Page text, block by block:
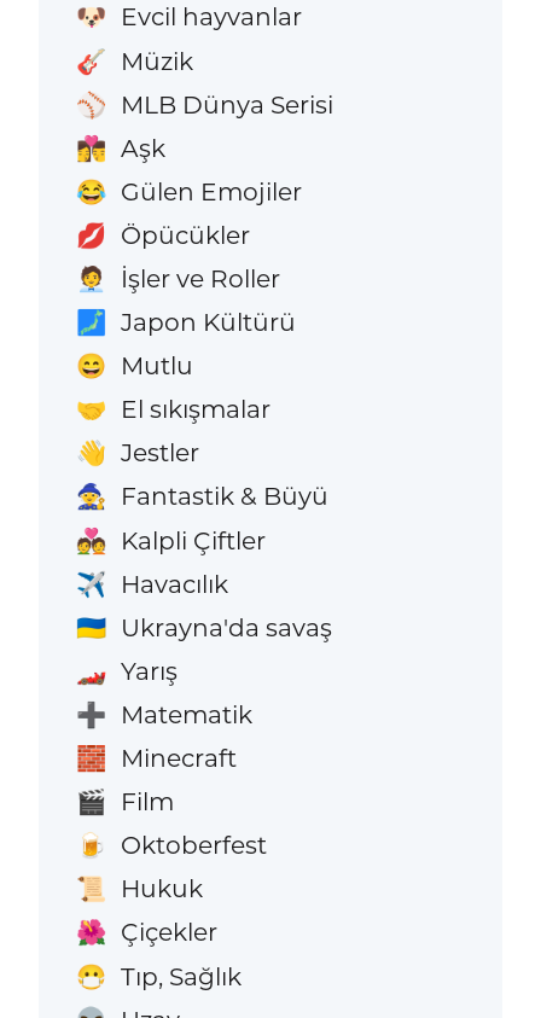
🐶 Evcil hayvanlar
🎸 Müzik
⚾ MLB Dünya Serisi
👩‍❤️‍💋‍👨 Aşk
😂 Gülen Emojiler
💋 Öpücükler
🧑‍💼 İşler ve Roller
🗾 Japon Kültürü
😄 Mutlu
🤝 El sıkışmalar
👋 Jestler
🧙 Fantastik & Büyü
💑 Kalpli Çiftler
✈️ Havacılık
🇺🇦 Ukrayna'da savaş
🏎️ Yarış
➕ Matematik
🧱 Minecraft
🎬 Film
🍺 Oktoberfest
📜 Hukuk
🌺 Çiçekler
😷 Tıp, Sağlık